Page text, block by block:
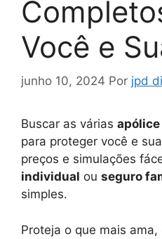
Você e
junho 10, 2024 Por jpd
Buscar as várias
para proteger você e
preços e simulações
individual ou seguro
simples.
Proteja o que mais